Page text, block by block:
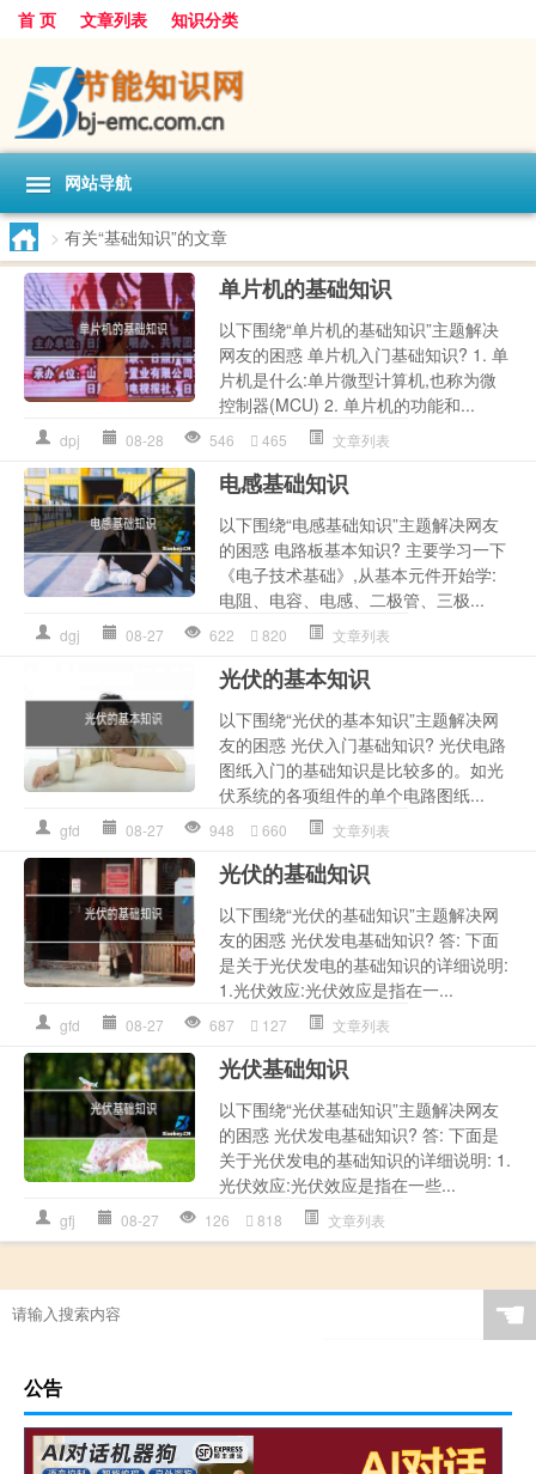
首 页 文章列表 知识分类
网站导航
> 有关“基础知识”的文章
单片机的基础知识
以下围绕“单片机的基础知识”主题解决
网友的困惑 单片机入门基础知识? 1. 单
片机是什么:单片微型计算机,也称为微
控制器(MCU) 2. 单片机的功能和...
dpj 08-28 546 465 文章列表
电感基础知识
以下围绕“电感基础知识”主题解决网友
的困惑 电路板基本知识? 主要学习一下
《电子技术基础》,从基本元件开始学:
电阻、电容、电感、二极管、三极...
dgj 08-27 622 820 文章列表
光伏的基本知识
以下围绕“光伏的基本知识”主题解决网
友的困惑 光伏入门基础知识? 光伏电路
图纸入门的基础知识是比较多的。如光
伏系统的各项组件的单个电路图纸...
gfd 08-27 948 660 文章列表
光伏的基础知识
以下围绕“光伏的基础知识”主题解决网
友的困惑 光伏发电基础知识? 答: 下面
是关于光伏发电的基础知识的详细说明:
1.光伏效应:光伏效应是指在一...
gfd 08-27 687 127 文章列表
光伏基础知识
以下围绕“光伏基础知识”主题解决网友
的困惑 光伏发电基础知识? 答: 下面是
关于光伏发电的基础知识的详细说明: 1.
光伏效应:光伏效应是指在一些...
gfj 08-27 126 818 文章列表
☚
公告